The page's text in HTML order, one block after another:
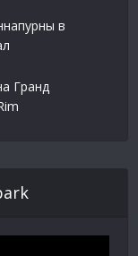
в
Гранд